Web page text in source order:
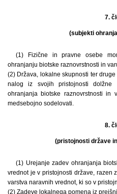
7.
(subjekti
(1) Fizične in pravne osebe
ohranjanju biotske raznovrstnosti in
(2) Država, lokalne skupnosti ter
nalog iz svojih pristojnosti dolžne
ohranjanja biotske raznovrstnosti in
medsebojno sodelovati.
8.
(pristojnosti države
(1) Urejanje zadev ohranjanja
vrednot je v pristojnosti države, razen
varstva naravnih vrednot, ki so v
(2) Zadeve lokalnega pomena iz